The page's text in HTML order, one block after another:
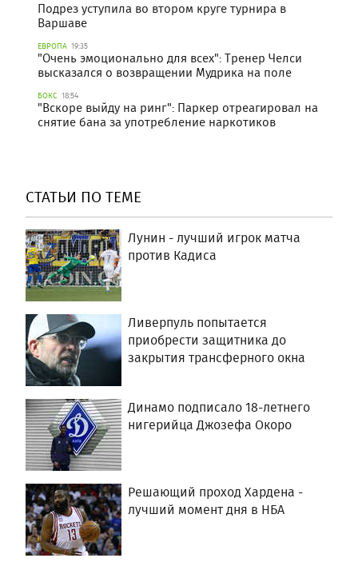
Подрез уступила во втором круге турнира в
Варшаве
ЕВРОПА 19:35
"Очень эмоционально для всех": Тренер Челси
высказался о возвращении Мудрика на поле
БОКС 18:54
"Вскоре выйду на ринг": Паркер отреагировал на
снятие бана за употребление наркотиков
СТАТЬИ ПО ТЕМЕ
Лунин - лучший игрок матча
против Кадиса
Ливерпуль попытается
приобрести защитника до
закрытия трансферного окна
Динамо подписало 18-летнего
нигерийца Джозефа Окоро
Решающий проход Хардена -
лучший момент дня в НБА